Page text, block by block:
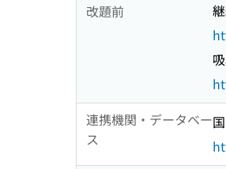
改題前
連携機関・データベー
ス